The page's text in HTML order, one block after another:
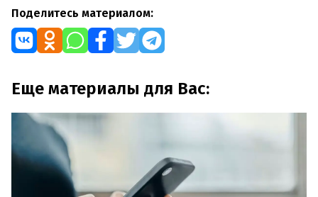
Поделитесь материалом:
Еще материалы для Вас: